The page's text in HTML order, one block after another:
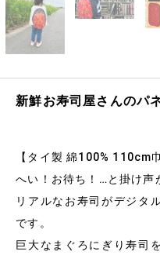
新鮮お寿司屋さんのパ
【タイ製 綿100% 110cm巾
へい！お待ち！…と掛け声
リアルなお寿司がデジタ
です。
巨大なまぐろにぎり寿司